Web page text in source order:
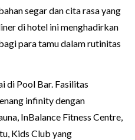
segar dan cita rasa yang
di hotel ini menghadirkan
para tamu dalam rutinitas
di Pool Bar. Fasilitas
infinity dengan
InBalance Fitness Centre,
Kids Club yang